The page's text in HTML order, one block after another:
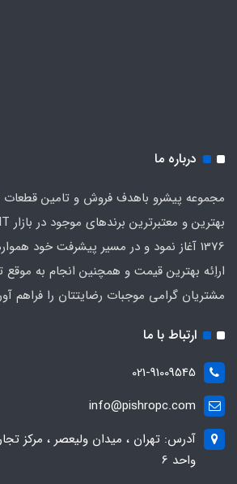
درباره ما
مجموعه پیشرو باهدف فروش و تامین قطعات
1376 آغاز نمود و در مسیر پیشرفت خود
اراِئه بهترین قیمت و همچنین انجام به موقع
مشتریان گرامی موجبات رضایتتان را فراهم
ارتباط با ما
021-91009545
info@pishropc.com
واحد 6